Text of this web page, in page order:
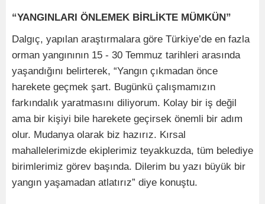
“YANGINLARI ÖNLEMEK BİRLİKTE MÜMKÜN”
Dalgıç, yapılan araştırmalara göre Türkiye’de en fazla
orman yangınının 15 - 30 Temmuz tarihleri arasında
yaşandığını belirterek, “Yangın çıkmadan önce
harekete geçmek şart. Bugünkü çalışmamızın
farkındalık yaratmasını diliyorum. Kolay bir iş değil
ama bir kişiyi bile harekete geçirsek önemli bir adım
olur. Mudanya olarak biz hazırız. Kırsal
mahallelerimizde ekiplerimiz teyakkuzda, tüm belediye
birimlerimiz görev başında. Dilerim bu yazı büyük bir
yangın yaşamadan atlatırız” diye konuştu.